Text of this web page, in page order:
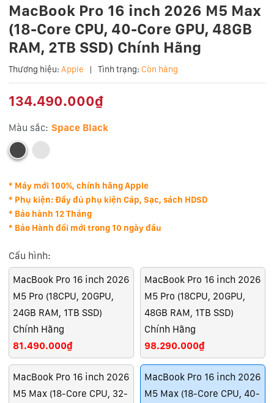
MacBook Pro 16 inch 2026 M5 Max
(18-Core CPU, 40-Core GPU, 48GB
RAM, 2TB SSD) Chính Hãng
Thương hiệu: Apple | Tình trạng: Còn hàng
134.490.000₫
Màu sắc: Space Black
* Máy mới 100%, chính hãng Apple
* Phụ kiện: Đầy đủ phụ kiện Cáp, Sạc, sách HDSD
* Bảo hành 12 Tháng
* Bảo Hành đổi mới trong 10 ngày đầu
Cấu hình:
MacBook Pro 16 inch 2026
M5 Pro (18CPU, 20GPU,
24GB RAM, 1TB SSD)
Chính Hãng
81.490.000₫
MacBook Pro 16 inch 2026
M5 Pro (18CPU, 20GPU,
48GB RAM, 1TB SSD)
Chính Hãng
98.290.000₫
MacBook Pro 16 inch 2026
M5 Max (18-Core CPU, 32-
MacBook Pro 16 inch 2026
M5 Max (18-Core CPU, 40-